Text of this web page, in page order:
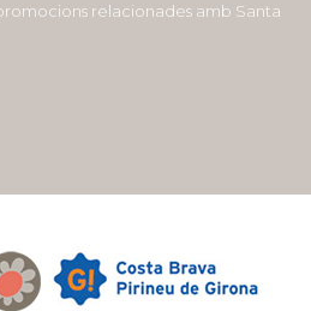
relacionades amb Santa